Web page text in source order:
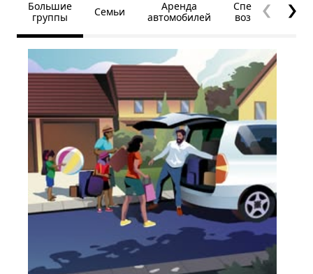
Большие
группы
Семьи
Аренда
автомобилей
Специальные
возможности